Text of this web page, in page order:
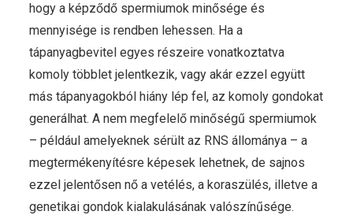
hogy a képződő spermiumok minősége és
mennyisége is rendben lehessen. Ha a
tápanyagbevitel egyes részeire vonatkoztatva
komoly többlet jelentkezik, vagy akár ezzel együtt
más tápanyagokból hiány lép fel, az komoly gondokat
generálhat. A nem megfelelő minőségű spermiumok
– például amelyeknek sérült az RNS állománya – a
megtermékenyítésre képesek lehetnek, de sajnos
ezzel jelentősen nő a vetélés, a koraszülés, illetve a
genetikai gondok kialakulásának valószínűsége.